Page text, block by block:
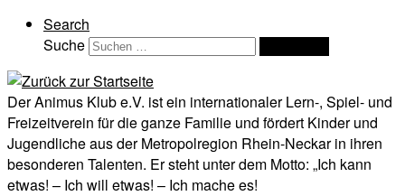
Search
Suche
Der Animus Klub e.V. ist ein internationaler Lern-, Spiel- und
Freizeitverein für die ganze Familie und fördert Kinder und
Jugendliche aus der Metropolregion Rhein-Neckar in ihren
besonderen Talenten. Er steht unter dem Motto: „Ich kann
etwas! – Ich will etwas! – Ich mache es!